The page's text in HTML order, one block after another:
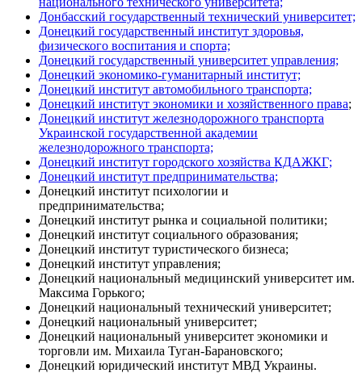
Донбасский государственный технический университет;
Донецкий государственный институт здоровья,
физического воспитания и спорта;
Донецкий государственный университет управления;
Донецкий экономико-гуманитарный институт;
Донецкий институт автомобильного транспорта;
Донецкий институт экономики и хозяйственного права;
Донецкий институт железнодорожного транспорта
Украинской государственной академии
железнодорожного транспорта;
Донецкий институт городского хозяйства КДАЖКГ;
Донецкий институт предпринимательства;
Донецкий институт психологии и
предпринимательства;
Донецкий институт рынка и социальной политики;
Донецкий институт социального образования;
Донецкий институт туристического бизнеса;
Донецкий институт управления;
Донецкий национальный медицинский университет им.
Максима Горького;
Донецкий национальный технический университет;
Донецкий национальный университет;
Донецкий национальный университет экономики и
торговли им. Михаила Туган-Барановского;
Донецкий юридический институт МВД Украины.